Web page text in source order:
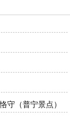
守（普宁景点）